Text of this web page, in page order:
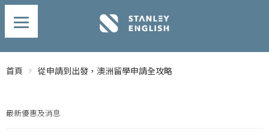
首頁 從申請到出發，澳洲留學申請全攻略
最新優惠及消息